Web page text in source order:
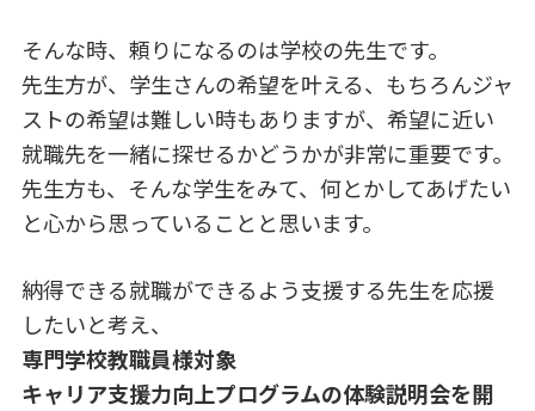
そんな時、頼りになるのは学校の先生です。
先生方が、学生さんの希望を叶える、もちろんジャ
ストの希望は難しい時もありますが、希望に近い
就職先を一緒に探せるかどうかが非常に重要です。
先生方も、そんな学生をみて、何とかしてあげたい
と心から思っていることと思います。
納得できる就職ができるよう支援する先生を応援
したいと考え、
専門学校教職員様対象
キャリア支援力向上プログラムの体験説明会を開